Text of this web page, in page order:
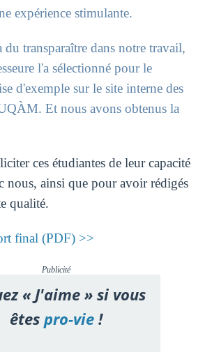
expérience stimulante.
du transparaître dans notre travail,
l'a sélectionné pour le
d'exemple sur le site interne des
Et nous avons obtenus la
ces étudiantes de leur capacité
nous, ainsi que pour avoir rédigés
qualité.
final (PDF) >>
Publicité
« J'aime » si vous
êtespro-vie!